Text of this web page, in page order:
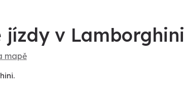
jízdy v Lamborghini
mapě